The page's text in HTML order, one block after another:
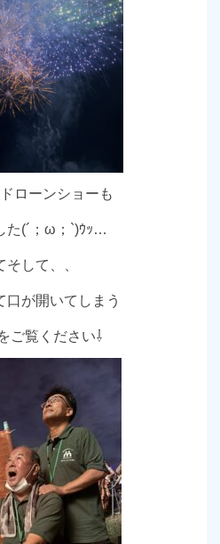
ローンショーも
た(´；ω；`)ｳｯ…
そして、、
口が開いてしまう
ご覧ください⇩